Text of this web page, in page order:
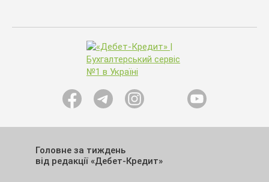
Головне за тиждень
від редакції «Дебет-Кредит»